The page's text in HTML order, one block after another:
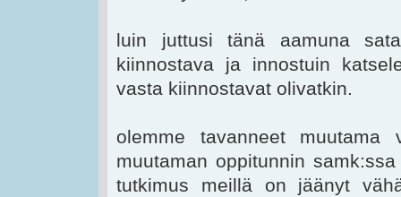
luin juttusi tänä aamuna
kiinnostava ja innostuin
vasta kiinnostavat olivatkin.
olemme tavanneet
muutaman oppitunnin
tutkimus meillä on jäänyt